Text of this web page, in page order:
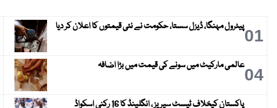
01پیٹرول مہنگا، ڈیزل سستا، حکومت نے نئی قیمتوں کا اعلان کر دیا
04عالمی مارکیٹ میں سونے کی قیمت میں بڑا اضافہ
پاکستان کیخلاف ٹیسٹ سیریز ، انگلینڈ کا 16 رکنی اسکواڈ